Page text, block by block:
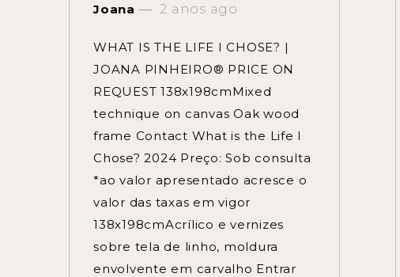
Joana 2 anos ago
WHAT IS THE LIFE I CHOSE? |
JOANA PINHEIRO® PRICE ON
REQUEST 138x198cmMixed
technique on canvas Oak wood
frame Contact What is the Life I
Chose? 2024 Preço: Sob consulta
*ao valor apresentado acresce o
valor das taxas em vigor
138x198cmAcrílico e vernizes
sobre tela de linho, moldura
envolvente em carvalho Entrar